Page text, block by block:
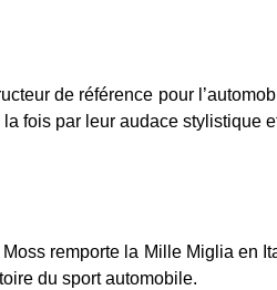
de référence pour
fois par leur audace stylistique
remporte la Mille Miglia en
du sport automobile.